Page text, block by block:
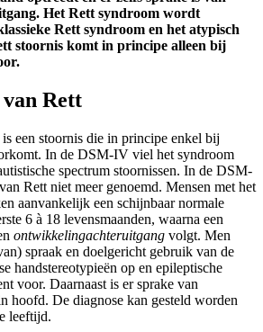
Het Rett syndroom wordt
Rett syndroom en het atypisch
stoornis komt in principe alleen bij
Rett
een stoornis die in principe enkel bij
In de DSM-IV viel het syndroom
spectrum stoornissen. In de DSM-
Rett niet meer genoemd. Mensen met het
aanvankelijk een schijnbaar normale
6 à 18 levensmaanden, waarna een
ontwikkelingachteruitgang volgt. Men
spraak en doelgericht gebruik van de
handstereotypieën op en epileptische
voor. Daarnaast is er sprake van
hoofd. De diagnose kan gesteld worden
leeftijd.